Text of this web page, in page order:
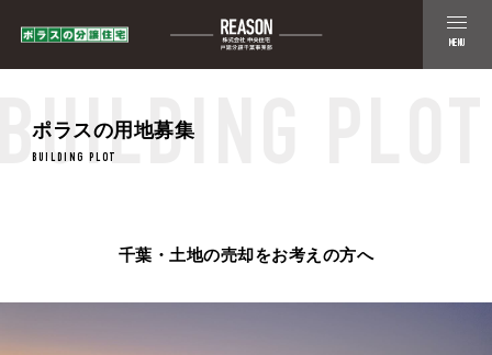
MENU
PLOT
ポラスの用地募集
BUILDING PLOT
千葉・土地の売却をお考えの方へ